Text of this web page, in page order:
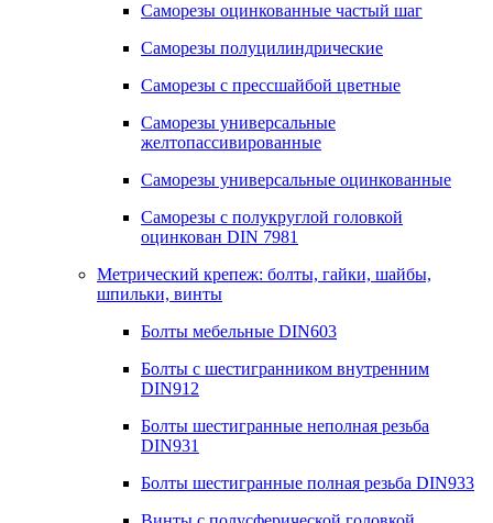
Саморезы оцинкованные частый шаг
Саморезы полуцилиндрические
Саморезы с прессшайбой цветные
Саморезы универсальные
желтопассивированные
Саморезы универсальные оцинкованные
Саморезы с полукруглой головкой
оцинкован DIN 7981
Метрический крепеж: болты, гайки, шайбы,
шпильки, винты
Болты мебельные DIN603
Болты с шестигранником внутренним
DIN912
Болты шестигранные неполная резьба
DIN931
Болты шестигранные полная резьба DIN933